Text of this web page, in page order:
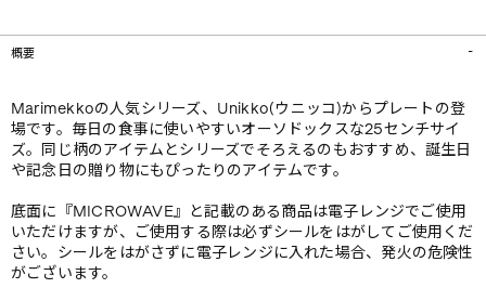
概要
Marimekkoの人気シリーズ、Unikko(ウニッコ)からプレートの登
場です。毎日の食事に使いやすいオーソドックスな25センチサイ
ズ。同じ柄のアイテムとシリーズでそろえるのもおすすめ、誕生日
や記念日の贈り物にもぴったりのアイテムです。
底面に『MICROWAVE』と記載のある商品は電子レンジでご使用
いただけますが、ご使用する際は必ずシールをはがしてご使用くだ
さい。シールをはがさずに電子レンジに入れた場合、発火の危険性
がございます。